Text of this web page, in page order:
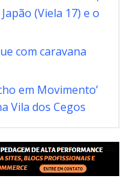
(Viela 17) e o
com caravana
em Movimento’
Vila dos Cegos